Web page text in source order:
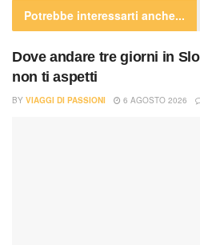
Potrebbe interessarti anche...
Dove andare tre giorni in
non ti aspetti
BY VIAGGI DI PASSIONI 6 AGOSTO 2026